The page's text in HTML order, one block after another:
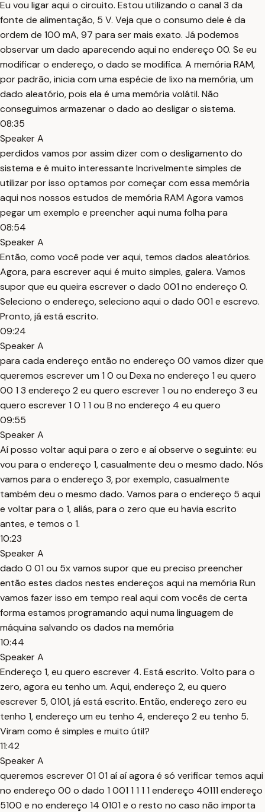
Eu vou ligar aqui o circuito. Estou utilizando o canal 3 da
fonte de alimentação, 5 V. Veja que o consumo dele é da
ordem de 100 mA, 97 para ser mais exato. Já podemos
observar um dado aparecendo aqui no endereço 00. Se eu
modificar o endereço, o dado se modifica. A memória RAM,
por padrão, inicia com uma espécie de lixo na memória, um
dado aleatório, pois ela é uma memória volátil. Não
conseguimos armazenar o dado ao desligar o sistema.
08:35
Speaker A
perdidos vamos por assim dizer com o desligamento do
sistema e é muito interessante Incrivelmente simples de
utilizar por isso optamos por começar com essa memória
aqui nos nossos estudos de memória RAM Agora vamos
pegar um exemplo e preencher aqui numa folha para
08:54
Speaker A
Então, como você pode ver aqui, temos dados aleatórios.
Agora, para escrever aqui é muito simples, galera. Vamos
supor que eu queira escrever o dado 001 no endereço 0.
Seleciono o endereço, seleciono aqui o dado 001 e escrevo.
Pronto, já está escrito.
09:24
Speaker A
para cada endereço então no endereço 00 vamos dizer que
queremos escrever um 1 0 ou Dexa no endereço 1 eu quero
00 1 3 endereço 2 eu quero escrever 1 ou no endereço 3 eu
quero escrever 1 0 1 1 ou B no endereço 4 eu quero
09:55
Speaker A
Aí posso voltar aqui para o zero e aí observe o seguinte: eu
vou para o endereço 1, casualmente deu o mesmo dado. Nós
vamos para o endereço 3, por exemplo, casualmente
também deu o mesmo dado. Vamos para o endereço 5 aqui
e voltar para o 1, aliás, para o zero que eu havia escrito
antes, e temos o 1.
10:23
Speaker A
dado 0 01 ou 5x vamos supor que eu preciso preencher
então estes dados nestes endereços aqui na memória Run
vamos fazer isso em tempo real aqui com vocês de certa
forma estamos programando aqui numa linguagem de
máquina salvando os dados na memória
10:44
Speaker A
Endereço 1, eu quero escrever 4. Está escrito. Volto para o
zero, agora eu tenho um. Aqui, endereço 2, eu quero
escrever 5, 0101, já está escrito. Então, endereço zero eu
tenho 1, endereço um eu tenho 4, endereço 2 eu tenho 5.
Viram como é simples e muito útil?
11:42
Speaker A
queremos escrever 01 01 aí aí agora é só verificar temos aqui
no endereço 00 o dado 1 001 1 1 1 1 endereço 40111 endereço
5100 e no endereço 14 0101 e o resto no caso não importa